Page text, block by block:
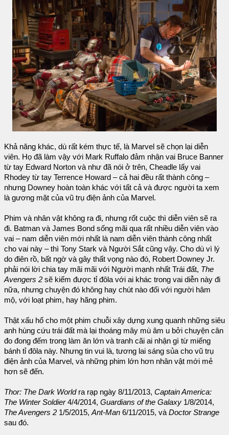
Khả năng khác, dù rất kém thực tế, là Marvel sẽ chọn lại diễn
viên. Họ đã làm vậy với Mark Ruffalo đảm nhận vai Bruce Banner
từ tay Edward Norton và như đã nói ở trên, Cheadle lấy vai
Rhodey từ tay Terrence Howard – cả hai đều rất thành công –
nhưng Downey hoàn toàn khác với tất cả và được người ta xem
là gương mặt của vũ trụ điện ảnh của Marvel.
Phim và nhân vật không ra đi, nhưng rốt cuộc thì diễn viên sẽ ra
đi. Batman và James Bond sống mãi qua rất nhiều diễn viên vào
vai – nam diễn viên mới nhất là nam diễn viên thành công nhất
cho vai này – thì Tony Stark và Người Sắt cũng vậy. Cho dù vì lý
do điên rồ, bất ngờ và gây thất vọng nào đó, Robert Downey Jr.
phải nói lời chia tay mãi mãi với Người mạnh nhất Trái đất, The
Avengers 2 sẽ kiếm được tỉ đôla với ai khác trong vai diễn này đi
nữa, nhưng chuyện đó không hay chút nào đối với người hâm
mộ, với loạt phim, hay hãng phim.
Thật xấu hổ cho một phim chuỗi xây dựng xung quanh những siêu
anh hùng cứu trái đất mà lại thoáng mây mù âm u bởi chuyện cân
đo đong đếm trong làm ăn lớn và tranh cãi ai nhận gì từ miếng
bánh tỉ đôla này. Nhưng tin vui là, tương lai sáng sủa cho vũ trụ
điện ảnh của Marvel, và những phim lớn hơn nhân vật mới mẻ
hơn sẽ đến.
Thor: The Dark Worldra rạp ngày 8/11/2013, Captain America:
The Winter Soldier4/4/2014, Guardians of the Galaxy 1/8/2014,
The Avengers 2 1/5/2015, Ant-Man 6/11/2015, và Doctor Strange
sau đó.